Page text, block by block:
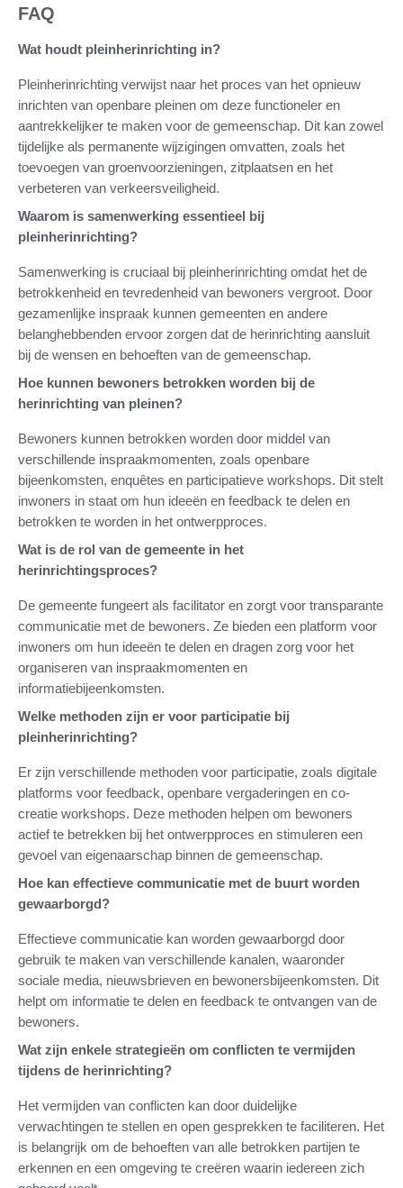
FAQ
Wat houdt pleinherinrichting in?
Pleinherinrichting verwijst naar het proces van het opnieuw
inrichten van openbare pleinen om deze functioneler en
aantrekkelijker te maken voor de gemeenschap. Dit kan zowel
tijdelijke als permanente wijzigingen omvatten, zoals het
toevoegen van groenvoorzieningen, zitplaatsen en het
verbeteren van verkeersveiligheid.
Waarom is samenwerking essentieel bij
pleinherinrichting?
Samenwerking is cruciaal bij pleinherinrichting omdat het de
betrokkenheid en tevredenheid van bewoners vergroot. Door
gezamenlijke inspraak kunnen gemeenten en andere
belanghebbenden ervoor zorgen dat de herinrichting aansluit
bij de wensen en behoeften van de gemeenschap.
Hoe kunnen bewoners betrokken worden bij de
herinrichting van pleinen?
Bewoners kunnen betrokken worden door middel van
verschillende inspraakmomenten, zoals openbare
bijeenkomsten, enquêtes en participatieve workshops. Dit stelt
inwoners in staat om hun ideeën en feedback te delen en
betrokken te worden in het ontwerpproces.
Wat is de rol van de gemeente in het
herinrichtingsproces?
De gemeente fungeert als facilitator en zorgt voor transparante
communicatie met de bewoners. Ze bieden een platform voor
inwoners om hun ideeën te delen en dragen zorg voor het
organiseren van inspraakmomenten en
informatiebijeenkomsten.
Welke methoden zijn er voor participatie bij
pleinherinrichting?
Er zijn verschillende methoden voor participatie, zoals digitale
platforms voor feedback, openbare vergaderingen en co-
creatie workshops. Deze methoden helpen om bewoners
actief te betrekken bij het ontwerpproces en stimuleren een
gevoel van eigenaarschap binnen de gemeenschap.
Hoe kan effectieve communicatie met de buurt worden
gewaarborgd?
Effectieve communicatie kan worden gewaarborgd door
gebruik te maken van verschillende kanalen, waaronder
sociale media, nieuwsbrieven en bewonersbijeenkomsten. Dit
helpt om informatie te delen en feedback te ontvangen van de
bewoners.
Wat zijn enkele strategieën om conflicten te vermijden
tijdens de herinrichting?
Het vermijden van conflicten kan door duidelijke
verwachtingen te stellen en open gesprekken te faciliteren. Het
is belangrijk om de behoeften van alle betrokken partijen te
erkennen en een omgeving te creëren waarin iedereen zich